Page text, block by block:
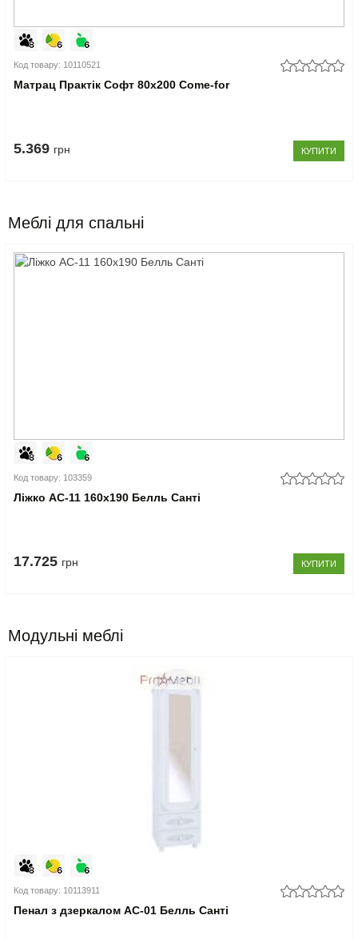
Код товару: 10110521
Матрац Практік Софт 80x200 Come-for
5.369 грн КУПИТИ
Меблі для спальні
Код товару: 103359
Ліжко АС-11 160x190 Белль Санті
17.725 грн КУПИТИ
Модульні меблі
Код товару: 10113911
Пенал з дзеркалом АС-01 Белль Санті